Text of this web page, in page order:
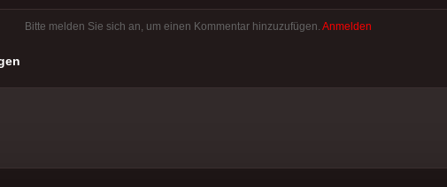
Bitte melden Sie sich an, um einen Kommentar hinzuzufügen. Anmelden